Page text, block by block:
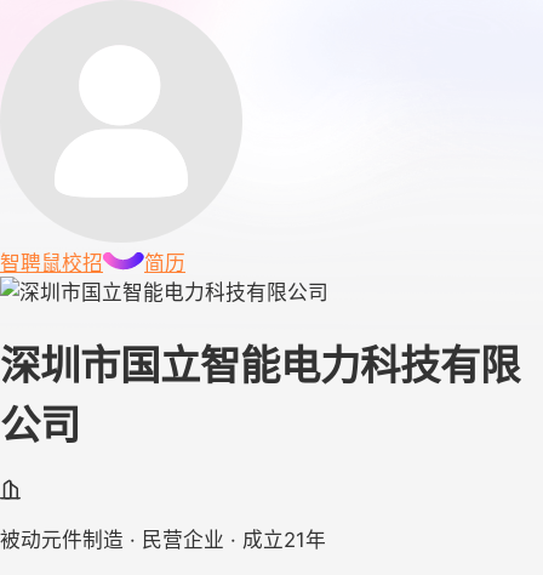
智聘鼠校招 简历
深圳市国立智能电力科技有限
公司
被动元件制造 · 民营企业 · 成立21年